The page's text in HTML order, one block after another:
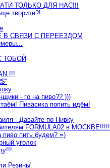
ТОЛЬКО ДЛЯ НАС!!!
творите?!
В СВЯЗИ С ПЕРЕЕЗДОМ
ТОБОЙ
!!!
- го на пиво?? )))
Пивасика попить идём!
- Давайте по Пивку
FORMULA02 в МОСКВЕ!!!!!
пиво пить будем? =)
уголок
Резины"